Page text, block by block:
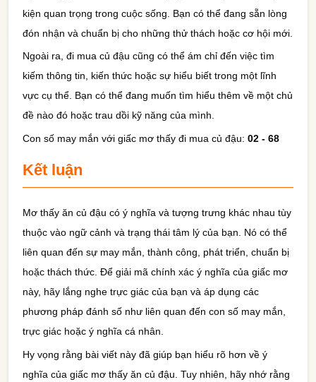
kiện quan trọng trong cuộc sống. Bạn có thể đang sẵn lòng
đón nhận và chuẩn bị cho những thử thách hoặc cơ hội mới.
Ngoài ra, đi mua củ đậu cũng có thể ám chỉ đến việc tìm
kiếm thông tin, kiến thức hoặc sự hiểu biết trong một lĩnh
vực cụ thể. Bạn có thể đang muốn tìm hiểu thêm về một chủ
đề nào đó hoặc trau dồi kỹ năng của mình.
Con số may mắn với giấc mơ thấy đi mua củ đậu: 02 - 68
Kết luận
Mơ thấy ăn củ đậu có ý nghĩa và tượng trưng khác nhau tùy
thuộc vào ngữ cảnh và trạng thái tâm lý của bạn. Nó có thể
liên quan đến sự may mắn, thành công, phát triển, chuẩn bị
hoặc thách thức. Để giải mã chính xác ý nghĩa của giấc mơ
này, hãy lắng nghe trực giác của bạn và áp dụng các
phương pháp đánh số như liên quan đến con số may mắn,
trực giác hoặc ý nghĩa cá nhân.
Hy vọng rằng bài viết này đã giúp bạn hiểu rõ hơn về ý
nghĩa của giấc mơ thấy ăn củ đậu. Tuy nhiên, hãy nhớ rằng